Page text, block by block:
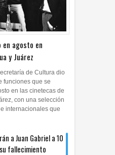
agosto en
y Juárez
de Cultura dio
funciones que se
en las cinetecas de
con una selección
internacionales que
a Juan Gabriel a 10
fallecimiento